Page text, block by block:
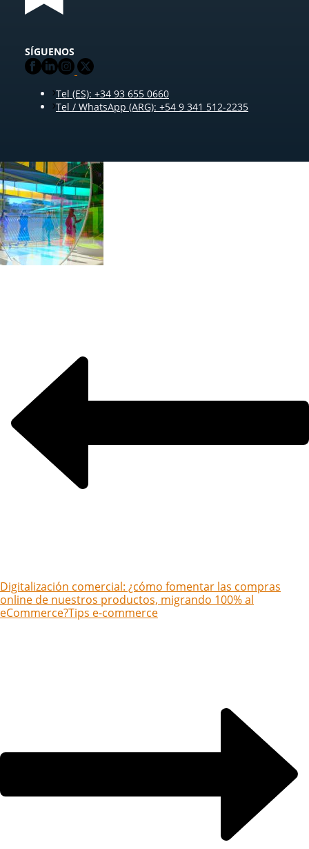
SÍGUENOS
Tel (ES): +34 93 655 0660
Tel / WhatsApp (ARG): +54 9 341 512-2235
Digitalización comercial: ¿cómo fomentar las compras
online de nuestros productos, migrando 100% al
eCommerce?Tips e-commerce